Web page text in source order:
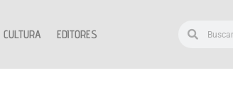
CULTURA EDITORES